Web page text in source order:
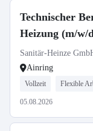
Technischer
Heizung (m/w/
Sanitär-Heinze
Ainring
Vollzeit Flexible
05.08.2026